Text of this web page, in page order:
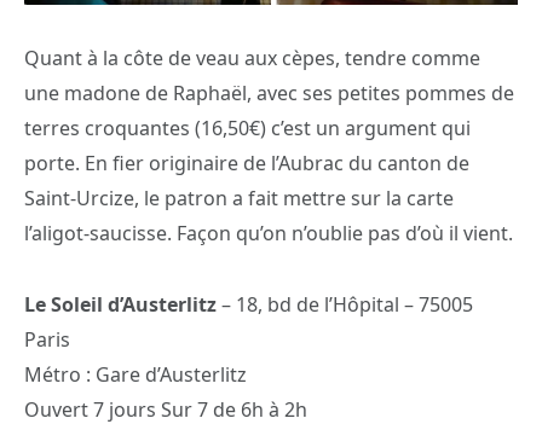
Quant à la côte de veau aux cèpes, tendre comme
une madone de Raphaël, avec ses petites pommes de
terres croquantes (16,50€) c’est un argument qui
porte. En fier originaire de l’Aubrac du canton de
Saint-Urcize, le patron a fait mettre sur la carte
l’aligot-saucisse. Façon qu’on n’oublie pas d’où il vient.
Le Soleil d’Austerlitz– 18, bd de l’Hôpital – 75005
Paris
Métro : Gare d’Austerlitz
Ouvert 7 jours Sur 7 de 6h à 2h